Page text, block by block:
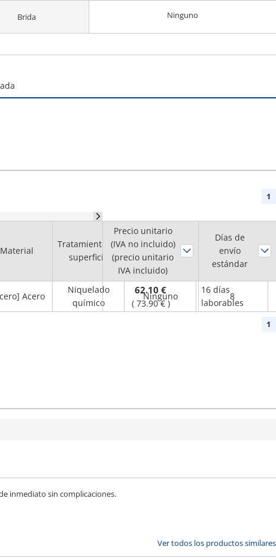
Brida Ninguno
1
Material
Tratamiento de
superficie
Chavetero
orificio del eje
H7
(mm)
Acero
Niquelado
químico
Ninguno 8
Precio unitario
(IVA no incluido)
(precio unitario
IVA incluido)
Días de
envío
estándar
62.10 €
( 73.90 € )
16 días
laborables
1
inmediato sin complicaciones.
Ver todos los productos similares